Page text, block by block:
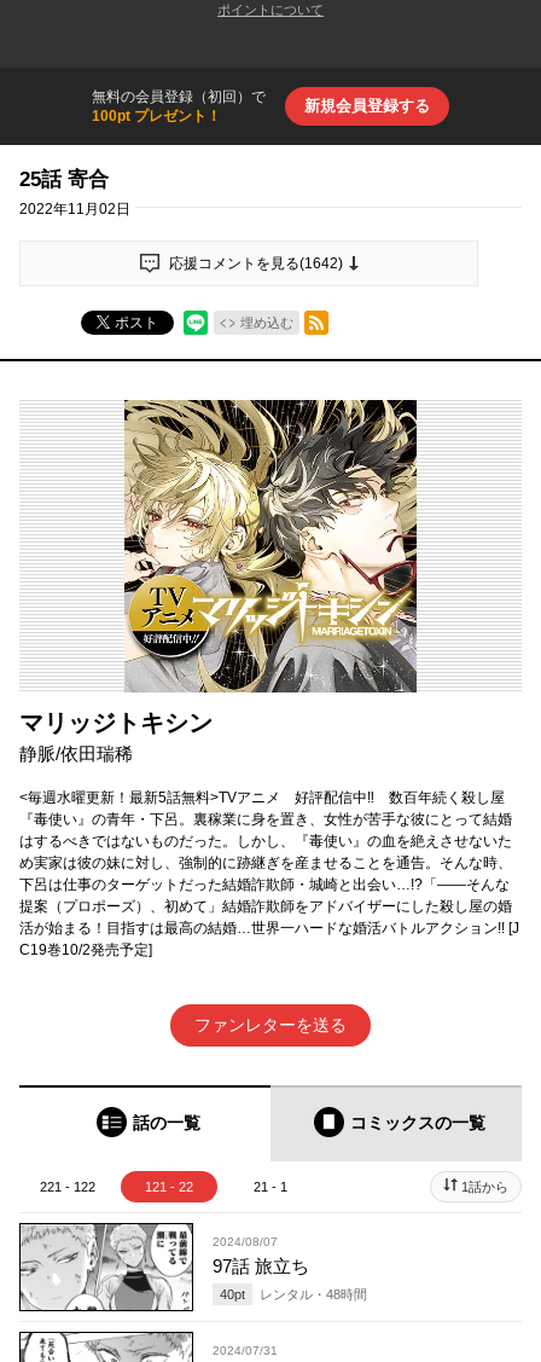
ポイントについて
無料の会員登録（初回）で
100pt プレゼント！
新規会員登録する
25話 寄合
2022年11月02日
応援コメントを見る(1642)
ポスト 埋め込む
RSSフィード
マリッジトキシン
静脈/依田瑞稀
<毎週水曜更新！最新5話無料>TVアニメ 好評配信中‼ 数百年続く殺し屋
『毒使い』の青年・下呂。裏稼業に身を置き、女性が苦手な彼にとって結婚
はするべきではないものだった。しかし、『毒使い』の血を絶えさせないた
め実家は彼の妹に対し、強制的に跡継ぎを産ませることを通告。そんな時、
下呂は仕事のターゲットだった結婚詐欺師・城崎と出会い…!?「――そんな
提案（プロポーズ）、初めて」結婚詐欺師をアドバイザーにした殺し屋の婚
活が始まる！目指すは最高の結婚…世界一ハードな婚活バトルアクション!! [J
C19巻10/2発売予定]
ファンレターを送る
話の一覧 コミックスの一覧
221 - 122 121 - 22 21 - 1 1話から
2024/08/07
97話 旅立ち
40pt レンタル・ 48時間
2024/07/31